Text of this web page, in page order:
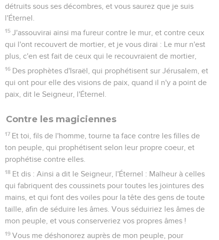
détruits sous ses décombres, et vous saurez que je suis
l'Éternel.
15 J'assouvirai ainsi ma fureur contre le mur, et contre ceux
qui l'ont recouvert de mortier, et je vous dirai : Le mur n'est
plus, c'en est fait de ceux qui le recouvraient de mortier,
16 Des prophètes d'Israël, qui prophétisent sur Jérusalem, et
qui ont pour elle des visions de paix, quand il n'y a point de
paix, dit le Seigneur, l'Éternel.
Contre les magiciennes
17 Et toi, fils de l'homme, tourne ta face contre les filles de
ton peuple, qui prophétisent selon leur propre coeur, et
prophétise contre elles.
18 Et dis : Ainsi a dit le Seigneur, l'Éternel : Malheur à celles
qui fabriquent des coussinets pour toutes les jointures des
mains, et qui font des voiles pour la tête des gens de toute
taille, afin de séduire les âmes. Vous séduiriez les âmes de
mon peuple, et vous conserveriez vos propres âmes !
19 Vous me déshonorez auprès de mon peuple, pour